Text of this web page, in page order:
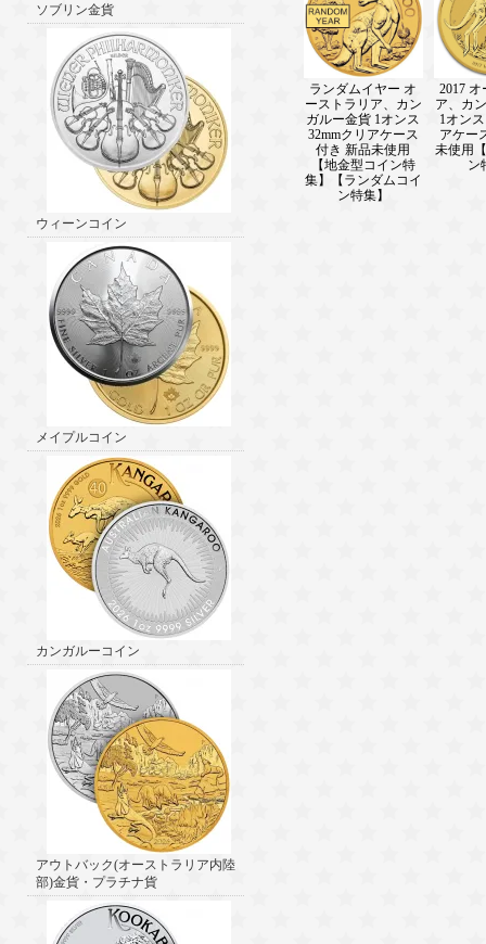
ソブリン金貨
ウィーンコイン
メイプルコイン
カンガルーコイン
アウトバック(オーストラリア内陸
部)金貨・プラチナ貨
ランダムイヤー オ
ーストラリア、カン
ガルー金貨 1オンス
32mmクリアケース
付き 新品未使用
【地金型コイン特
集】【ランダムコイ
ン特集】
2017
ア、カ
1オン
アケー
未使用
ン